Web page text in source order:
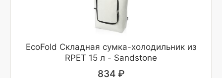
EcoFold Складная сумка-холодильник из
RPET 15 л - Sandstone
834 ₽